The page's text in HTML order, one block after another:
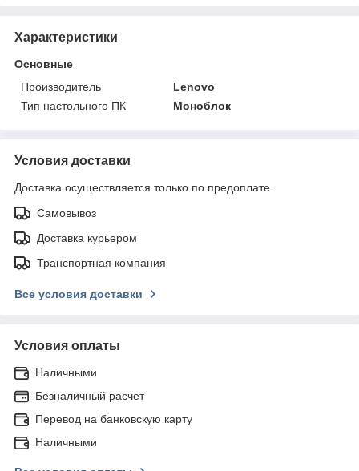
Характеристики
Основные
Производитель
Lenovo
Тип настольного ПК
Моноблок
Условия доставки
Доставка осуществляется только по предоплате.
Самовывоз
Доставка курьером
Транспортная компания
Все условия доставки
Условия оплаты
Наличными
Безналичный расчет
Перевод на банковскую карту
Наличными